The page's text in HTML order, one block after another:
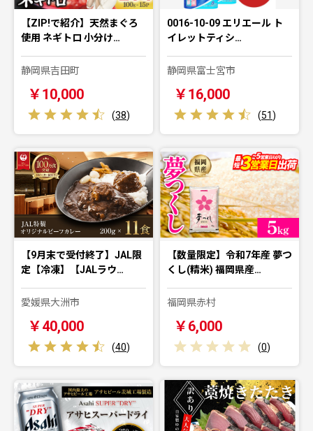
【ZIP!で紹介】天然まぐろ
使用 ネギトロ 小分け…
静岡県吉田町
￥10,000
(38)
0016-10-09 エリエール ト
イレットティシ…
静岡県富士宮市
￥16,000
(51)
【9月末で受付終了】JAL限
定【冷凍】【JALラウ…
愛媛県大洲市
￥40,000
(40)
【数量限定】令和7年産 夢つ
くし(精米) 福岡県産…
福岡県赤村
￥6,000
(0)